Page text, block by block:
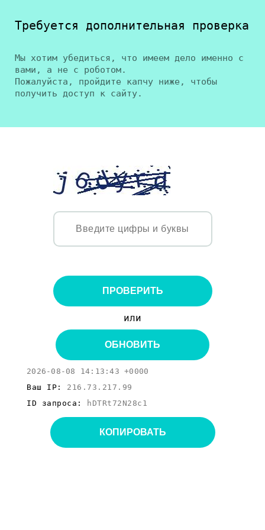
Требуется дополнительная проверка
Мы хотим убедиться, что имеем дело именно с
вами, а не с роботом.
Пожалуйста, пройдите капчу ниже, чтобы
получить доступ к сайту.
ПРОВЕРИТЬ
или
ОБНОВИТЬ
2026-08-08 14:13:43 +0000
Ваш IP: 216.73.217.99
ID запроса:
hDTRt72N28c1
КОПИРОВАТЬ